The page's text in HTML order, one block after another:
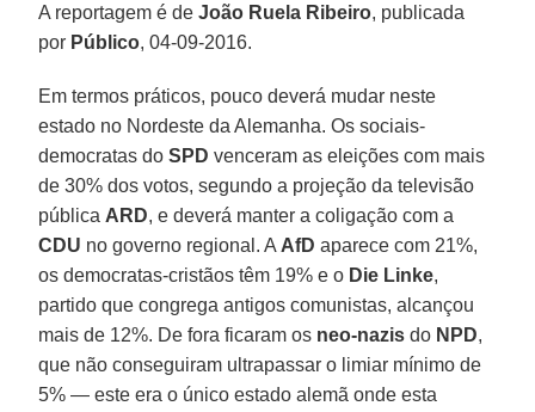
A reportagem é deJoão Ruela Ribeiro, publicada
por Público, 04-09-2016.
Em termos práticos, pouco deverá mudar neste
estado no Nordeste da Alemanha. Os sociais-
democratas doSPD venceram as eleições com mais
de 30% dos votos, segundo a projeção da televisão
pública ARD, e deverá manter a coligação com a
CDU no governo regional. A AfD aparece com 21%,
os democratas-cristãos têm 19% e o Die Linke,
partido que congrega antigos comunistas, alcançou
mais de 12%. De fora ficaram os neo-nazis do NPD,
que não conseguiram ultrapassar o limiar mínimo de
5% — este era o único estado alemã onde esta